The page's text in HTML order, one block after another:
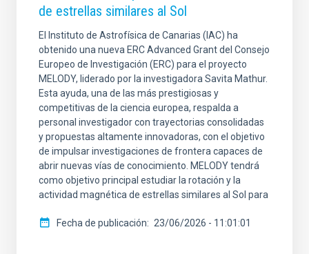
de estrellas similares al Sol
El Instituto de Astrofísica de Canarias (IAC) ha
obtenido una nueva ERC Advanced Grant del Consejo
Europeo de Investigación (ERC) para el proyecto
MELODY, liderado por la investigadora Savita Mathur.
Esta ayuda, una de las más prestigiosas y
competitivas de la ciencia europea, respalda a
personal investigador con trayectorias consolidadas
y propuestas altamente innovadoras, con el objetivo
de impulsar investigaciones de frontera capaces de
abrir nuevas vías de conocimiento. MELODY tendrá
como objetivo principal estudiar la rotación y la
actividad magnética de estrellas similares al Sol para
Fecha de publicación 23/06/2026 - 11:01:01